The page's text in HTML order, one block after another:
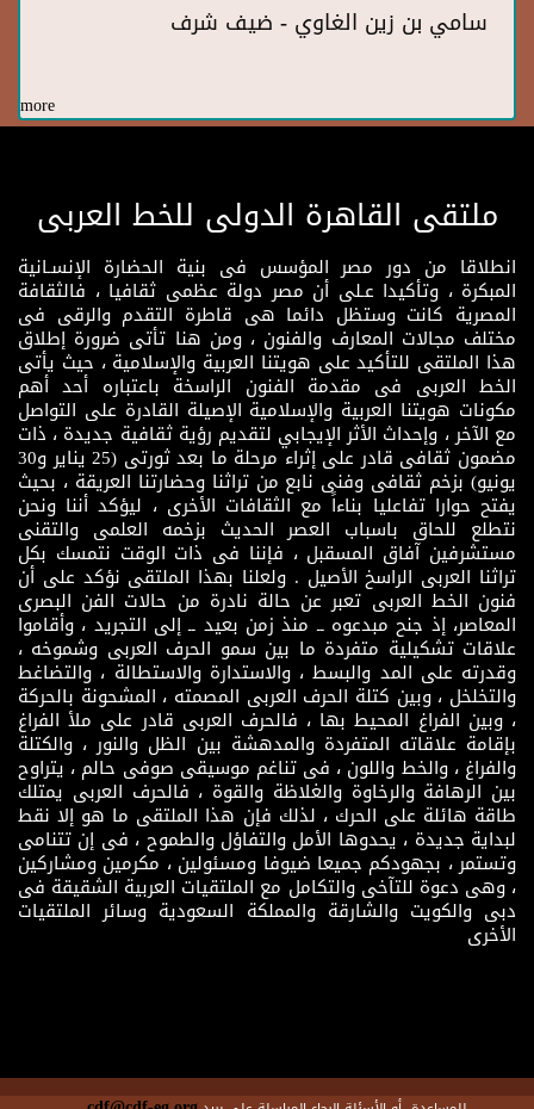
سامي بن زين الغاوي - ضيف شرف
more
ملتقى القاهرة الدولى للخط العربى
انطلاقا من دور مصر المؤسس فى بنية الحضارة الإنسـانية
المبكرة ، وتأكيدا عـلى أن مصر دولة عظمى ثقافيا ، فالثقافة
المصرية كانت وستظل دائما هى قاطرة التقدم والرقى فى
مختلف مجالات المعارف والفنون ، ومن هنا تأتى ضرورة إطلاق
هذا الملتقى للتأكيد على هويتنا العربية والإسلامية ، حيث يأتى
الخط العربى فى مقدمة الفنون الراسخة باعتباره أحد أهم
مكونات هويتنا العربية والإسلامية الإصيلة القادرة على التواصل
مع الآخر ، وإحداث الأثر الإيجابي لتقديم رؤية ثقافية جديدة ، ذات
مضمون ثقافى قادر على إثراء مرحلة ما بعد ثورتى (25 يناير و30
يونيو) بزخم ثقافى وفنى نابع من تراثنا وحضارتنا العريقة ، بحيث
يفتح حوارا تفاعليا بناءاً مع الثقافات الأخرى ، ليؤكد أننا ونحن
نتطلع للحاق باسباب العصر الحديث بزخمه العلمى والتقنى
مستشرفين آفاق المسقبل ، فإننا فى ذات الوقت نتمسك بكل
تراثنا العربى الراسخ الأصيل . ولعلنا بهذا الملتقى نؤكد على أن
فنون الخط العربى تعبر عن حالة نادرة من حالات الفن البصرى
المعاصر، إذ جنح مبدعوه ــ منذ زمن بعيد ــ إلى التجريد ، وأقاموا
علاقات تشكيلية متفردة ما بين سمو الحرف العربى وشموخه ،
وقدرته على المد والبسط ، والاستدارة والاستطالة ، والتضاغط
والتخلخل ، وبين كتلة الحرف العربى المصمته ، المشحونة بالحركة
، وبين الفراغ المحيط بها ، فالحرف العربى قادر على ملأ الفراغ
بإقامة علاقاته المتفردة والمدهشة بين الظل والنور ، والكتلة
والفراغ ، والخط واللون ، فى تناغم موسيقى صوفى حالم ، يتراوح
بين الرهافة والرخاوة والغلاظة والقوة ، فالحرف العربى يمتلك
طاقة هائلة على الحرك ، لذلك فإن هذا الملتقى ما هو إلا نقط
لبداية جديدة ، يحدوها الأمل والتفاؤل والطموح ، فى إن تتنامى
وتستمر ، بجهودكم جميعا ضيوفا ومسئولين ، مكرمين ومشاركين
، وهى دعوة للتآخى والتكامل مع الملتقيات العربية الشقيقة فى
دبى والكويت والشارقة والمملكة السعودية وسائر الملتقيات
الأخرى